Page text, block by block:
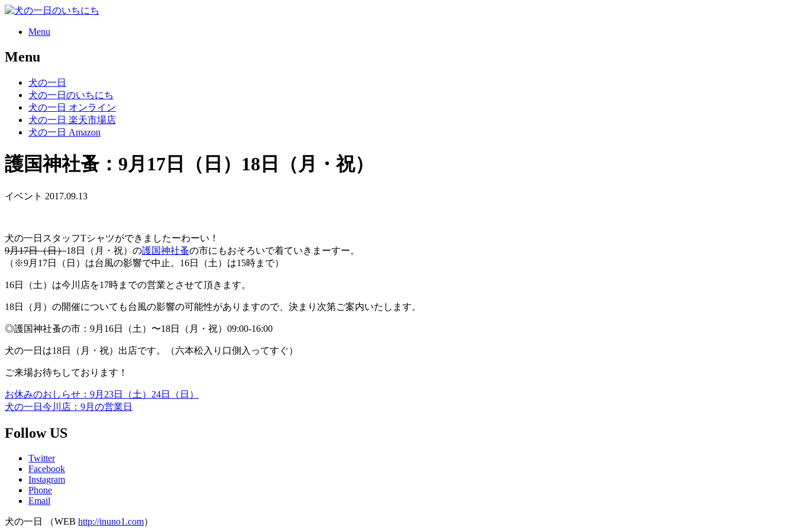
のいちにち
Menu
Menu
犬の一日
犬の一日のいちにち
犬の一日 オンライン
犬の一日 楽天市場店
犬の一日 Amazon
護国神社蚤：9月17日（日）18日（月・祝）
イベント 2017.09.13
犬の一日スタッフTシャツができましたーわーい！
9月17日（日）18日（月・祝）の護国神社蚤の市にもおそろいで着ていきまーすー。
（※9月17日（日）は台風の影響で中止。16日（土）は15時まで）
16日（土）は今川店を17時までの営業とさせて頂きます。
18日（月）の開催についても台風の影響の可能性がありますので、決まり次第ご案内いたします。
◎護国神社蚤の市：9月16日（土）〜18日（月・祝）09:00-16:00
犬の一日は18日（月・祝）出店です。（六本松入り口側入ってすぐ）
ご来場お待ちしております！
お休みのおしらせ：9月23日（土）24日（日）
犬の一日今川店：9月の営業日
Follow US
Twitter
Facebook
Instagram
Phone
Email
犬の一日 （WEB http://inuno1.com）